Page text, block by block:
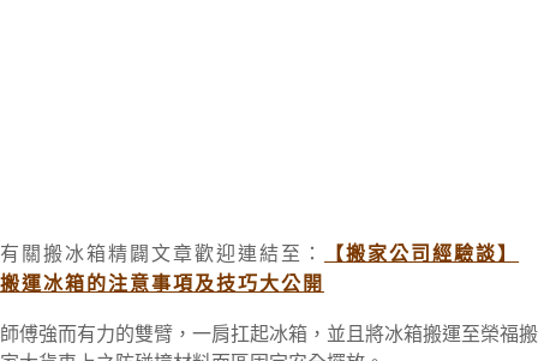
有關搬冰箱精闢文章歡迎連結至：
【搬家公司經驗談】
搬運冰箱的注意事項及技巧大公開
師傅強而有力的雙臂， 一肩扛起冰箱，並且 將冰箱搬運至榮福搬